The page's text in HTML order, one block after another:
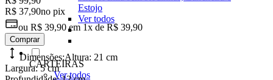
Estojo
Ver todos
CARTEIRAS
Ver todos
R$ 37,90no pix
ou R$ 39,90 em 1x de R$ 39,90
Comprar
Dimensões:Altura: 21 cm
Largura: 5 cm